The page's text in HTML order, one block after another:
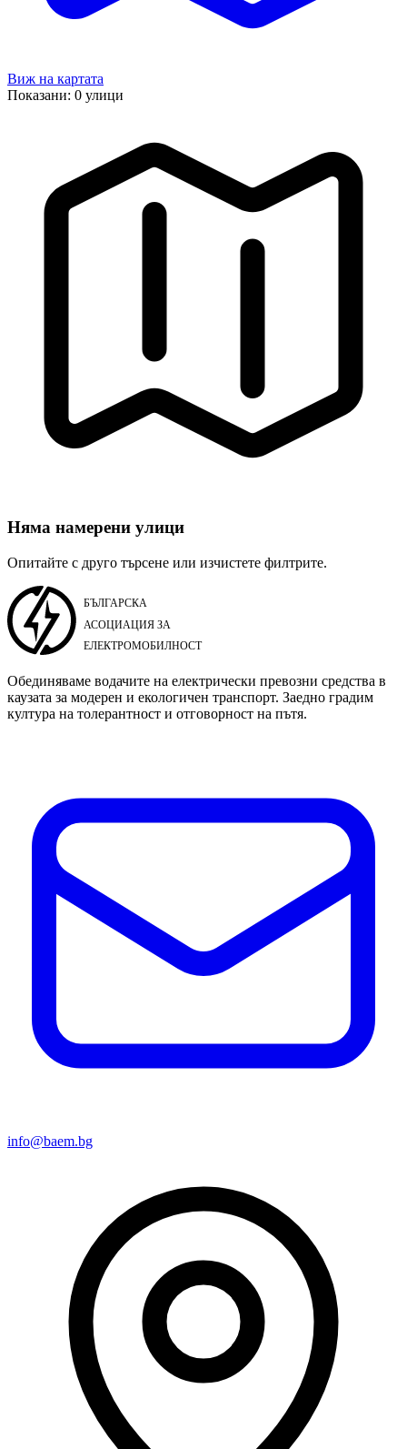
Виж на картата
Показани: 0 улици
Няма намерени улици
Опитайте с друго търсене или изчистете филтрите.
Обединяваме водачите на електрически превозни средства в
каузата за модерен и екологичен транспорт. Заедно градим
култура на толерантност и отговорност на пътя.
info@baem.bg